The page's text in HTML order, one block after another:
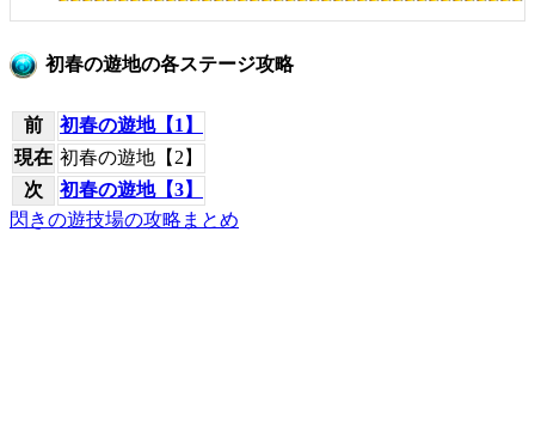
初春の遊地の各ステージ攻略
前
初春の遊地【1】
現在 初春の遊地【2】
次
初春の遊地【3】
閃きの遊技場の攻略まとめ